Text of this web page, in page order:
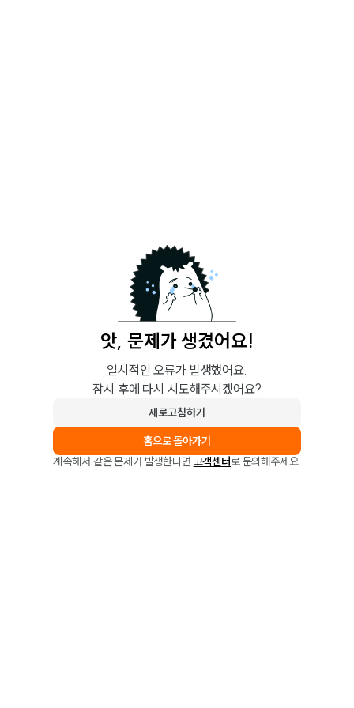
앗, 문제가 생겼어요!
일시적인 오류가 발생했어요.
잠시 후에 다시 시도해주시겠어요?
새로고침하기
홈으로 돌아가기
계속해서 같은 문제가 발생한다면 고객센터로 문의해주세요.